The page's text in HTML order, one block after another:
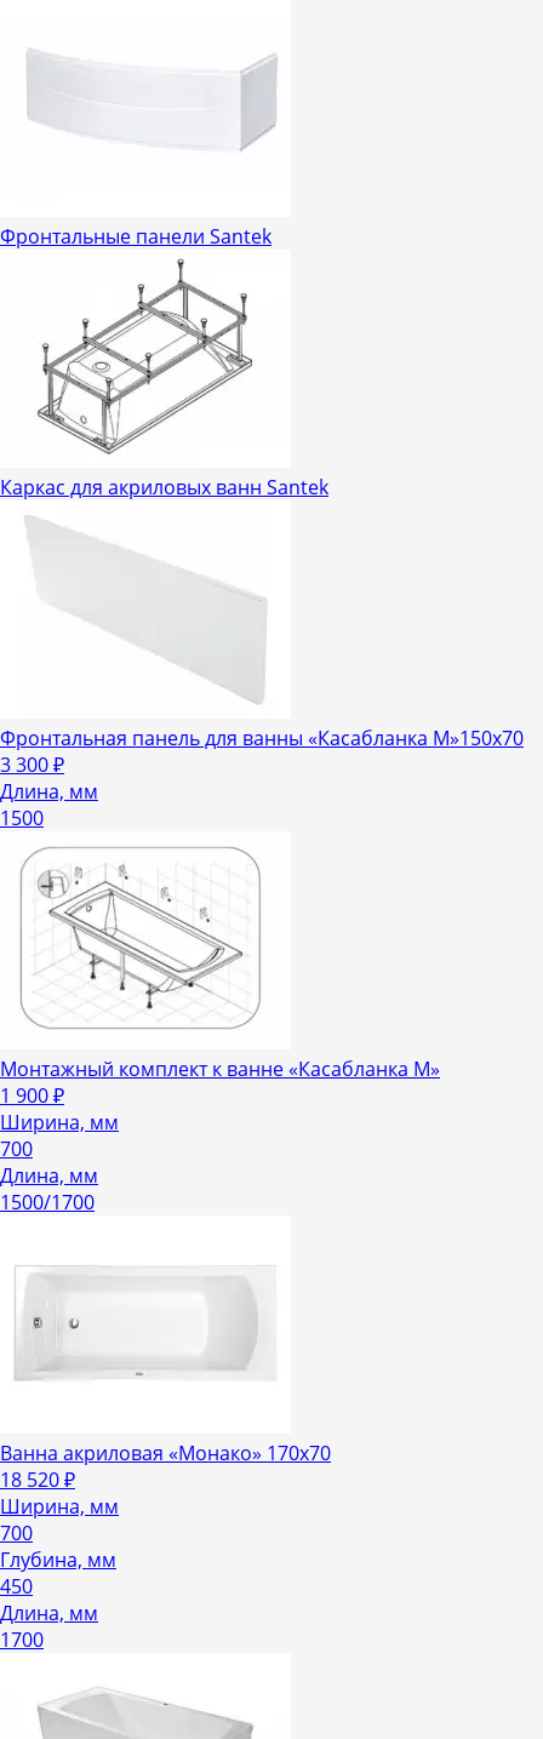
Фронтальные панели Santek
Каркас для акриловых ванн Santek
Фронтальная панель для ванны «Касабланка М»150х70
3 300₽
Длина, мм
1500
Монтажный комплект к ванне «Касабланка М»
1 900₽
Ширина, мм
700
Длина, мм
1500/1700
Ванна акриловая «Монако» 170х70
18 520₽
Ширина, мм
700
Глубина, мм
450
Длина, мм
1700